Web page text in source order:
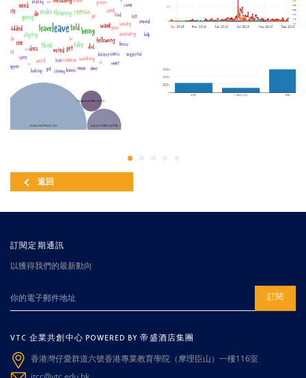
返回
訂閱定期通訊
以獲得我們的最新動向
訂閱
VTC 企業共創中心 POWERED BY 帝盛酒店集團
香港灣仔愛群道六號香港專業教育學院（摩理臣山）一樓116室